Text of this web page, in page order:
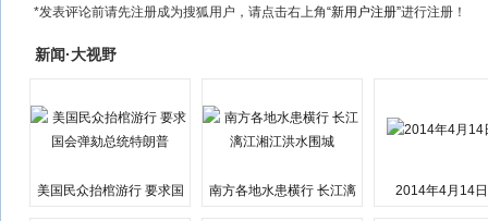
*发表评论前请先注册成为搜狐用户，请点击右上角“新用户注册”进行注册！
新闻·大视野
美国民众抬棺游行 要求国
南方各地水患横行 长江漓
2014年4月14